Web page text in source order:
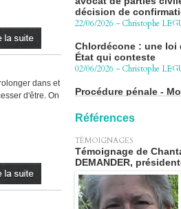
dans et
d'être. On
22/06/2026 -Christophe
Chlordécone : une loi
État qui conteste
02/06/2026 -Christophe
Procédure pénale -
BlueHDi :
le Groupe
presque) sur l'action
le 2 avril
07/04/2026 -Christophe
Références
TÉMOIGNAGES
Témoignage de
DEMANDER,